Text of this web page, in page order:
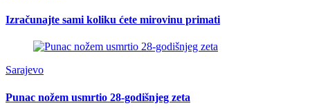
Izračunajte sami koliku ćete mirovinu primati
Sarajevo
Punac nožem usmrtio 28-godišnjeg zeta